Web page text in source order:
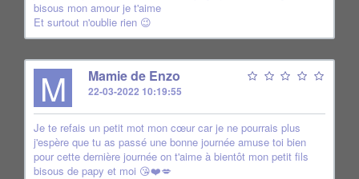
bisous mon amour je t'aime
Et surtout n'oublie rien 😉
M Mamie de Enzo
22-03-2022 10:19:55
Je te refais un petit mot mon cœur car je ne pourrais plus
j'espère que tu as passé une bonne journée amuse toi bien
pour cette dernière journée on t'aime à bientôt mon petit fils
bisous de papy et moi 😘❤️💋